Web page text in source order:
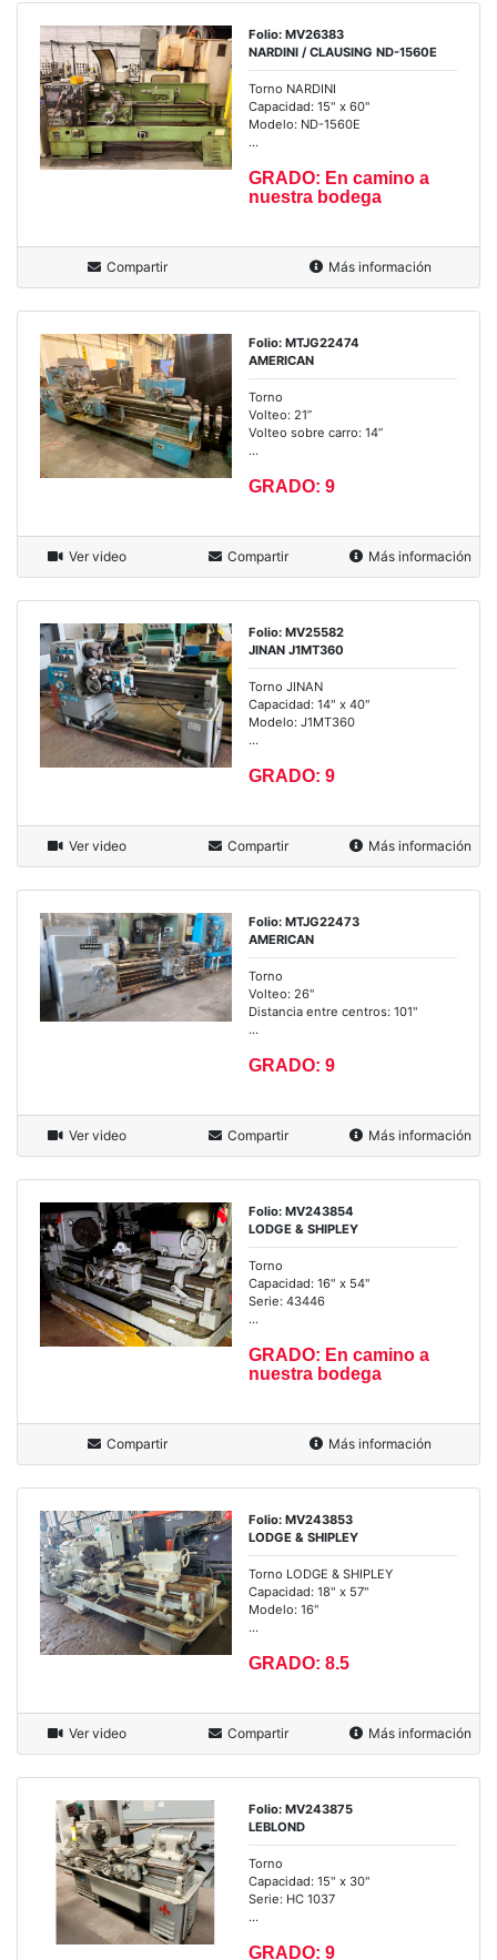
Folio: MV26383
NARDINI / CLAUSING ND-1560E
Torno NARDINI
Capacidad: 15" x 60"
Modelo: ND-1560E
...
GRADO: En camino a
nuestra bodega
Compartir Más información
Folio: MTJG22474
AMERICAN
Torno
Volteo: 21”
Volteo sobre carro: 14”
...
GRADO: 9
Ver video Compartir Más información
Folio: MV25582
JINAN J1MT360
Torno JINAN
Capacidad: 14" x 40"
Modelo: J1MT360
...
GRADO: 9
Ver video Compartir Más información
Folio: MTJG22473
AMERICAN
Torno
Volteo: 26"
Distancia entre centros: 101"
...
GRADO: 9
Ver video Compartir Más información
Folio: MV243854
LODGE & SHIPLEY
Torno
Capacidad: 16" x 54"
Serie: 43446
...
GRADO: En camino a
nuestra bodega
Compartir Más información
Folio: MV243853
LODGE & SHIPLEY
Torno LODGE & SHIPLEY
Capacidad: 18" x 57"
Modelo: 16"
...
GRADO: 8.5
Ver video Compartir Más información
Folio: MV243875
LEBLOND
Torno
Capacidad: 15" x 30"
Serie: HC 1037
...
GRADO: 9